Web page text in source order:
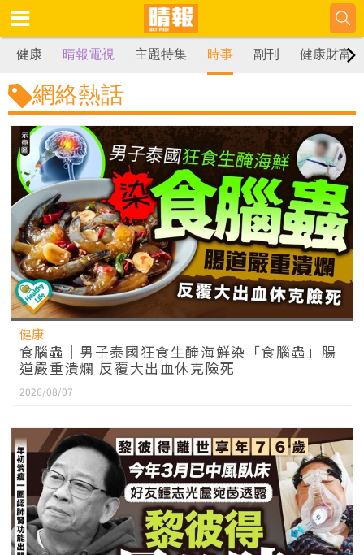
健康 晴報電視 主題特集 時事 副刊 健康財富
網絡熱話
健康
食腦蟲｜男子泰國狂食生醃海鮮染「食腦蟲」腸
道嚴重潰爛 反覆大出血休克險死
2026/08/07